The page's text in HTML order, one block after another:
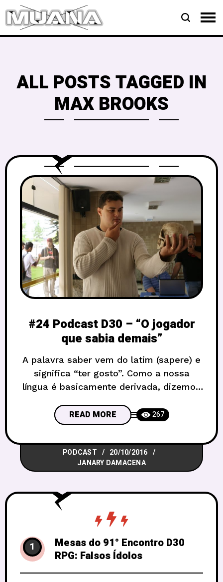
ALL POSTS TAGGED IN
MAX BROOKS
#24 Podcast D30 – “O jogador
que sabia demais”
A palavra saber vem do latim (sapere) e
significa “ter gosto”. Como a nossa
língua é basicamente derivada, dizemos
também, quem tem conhecimento. Mas
o que seria o tal “jogador que sabia
demais” que é o tema desse podcast?
Para começar, identificamos que nas
mesas de jogo aparecem três
READ MORE 267
PODCAST
20/10/2016
JANARY DAMACENA
1
Mesas do 91° Encontro D30
RPG: Falsos Ídolos